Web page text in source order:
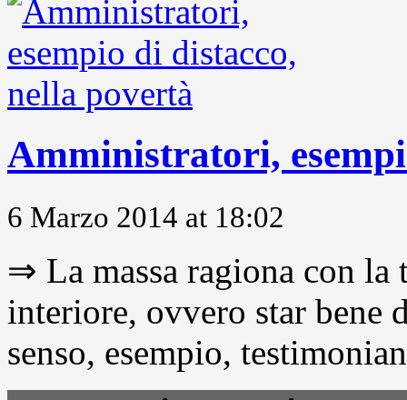
Amministratori,
6 Marzo 2014 at 18:02
⇒ La massa ragiona con
interiore, ovvero star
senso, esempio,